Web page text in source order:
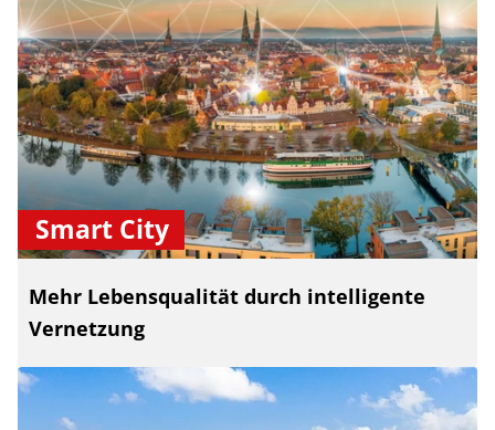
Smart City
Mehr Lebensqualität durch intelligente
Vernetzung